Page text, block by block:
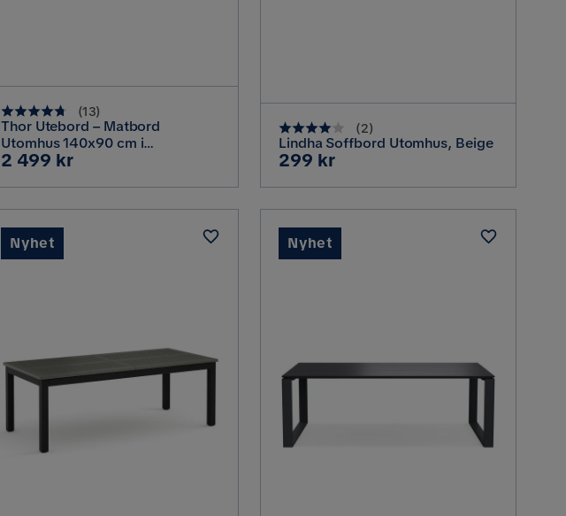
(13)
Thor Utebord – Matbord
Utomhus 140x90 cm i
konstrotting med glasskiva,
Pris
2 499 kr
(2)
Lindha Soffbord Utomhus, Beige
Pris
299 kr
Nyhet Nyhet